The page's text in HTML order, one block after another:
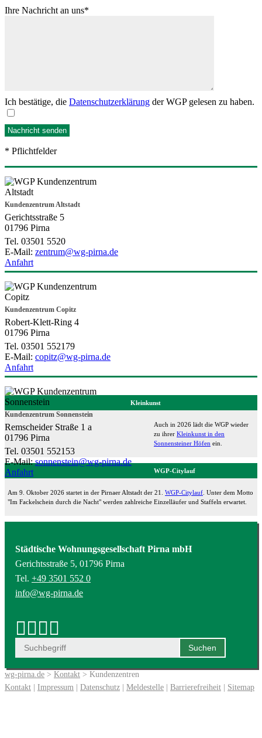
Ihre Nachricht an uns
Ich bestätige, die Datenschutzerklärung der WGP gelesen zu haben.
* Pflichtfelder
Kundenzentrum Altstadt
Gerichtsstraße 5
01796 Pirna
Tel. 03501 5520
E-Mail: zentrum@wg-pirna.de
Anfahrt
Kundenzentrum Copitz
Robert-Klett-Ring 4
01796 Pirna
Tel. 03501 552179
E-Mail: copitz@wg-pirna.de
Anfahrt
Kundenzentrum Sonnenstein
Remscheider Straße 1 a
01796 Pirna
Tel. 03501 552153
E-Mail:sonnenstein@wg-pirna.de
Anfahrt
Kleinkunst
Auch in 2026 lädt die WGP wieder
zu ihrer Kleinkunst in den
Sonnensteiner Höfen ein.
WGP-Citylauf
Am 9. Oktober 2026 startet in der Pirnaer Altstadt der 21. WGP-Citylauf . Unter dem Motto
"Im Fackelschein durch die Nacht" werden zahlreiche Einzelläufer und Staffeln erwartet.
Städtische Wohnungsgesellschaft Pirna mbH
Gerichtsstraße 5, 01796 Pirna
Tel. +49 3501 552 0
info@wg-pirna.de
wg-pirna.de > Kontakt > Kundenzentren
Kontakt | Impressum | Datenschutz | Meldestelle | Barrierefreiheit | Sitemap